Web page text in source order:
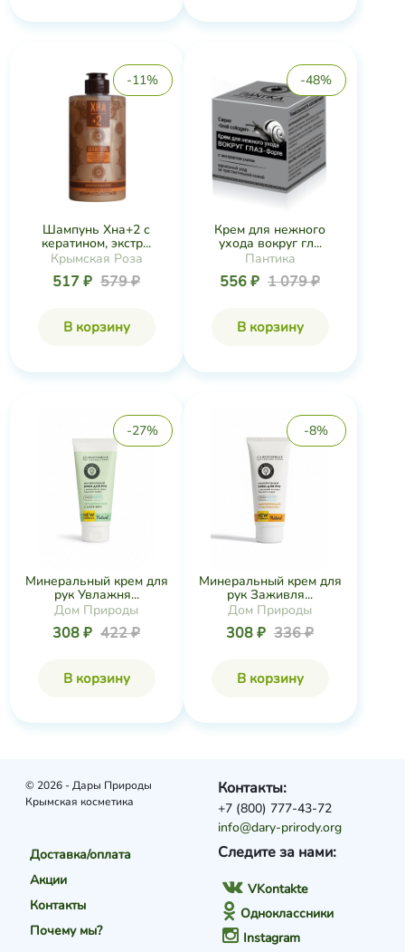
-11%
Шампунь Хна+2 с
кератином, экстр...
Крымская Роза
517 ₽ 579 ₽
В корзину
-48%
Крем для нежного
ухода вокруг гл...
Пантика
556 ₽ 1 079 ₽
В корзину
-27%
Минеральный крем для
рук Увлажня...
Дом Природы
308 ₽ 422 ₽
В корзину
-8%
Минеральный крем для
рук Заживля...
Дом Природы
308 ₽ 336 ₽
В корзину
© 2026 - Дары Природы
Крымская косметика
Доставка/оплата
Акции
Контакты
Почему мы?
Следите за нами:
VKontakte
Одноклассники
Instagram
Контакты:
+7 (800) 777-43-72
info@dary-prirody.org